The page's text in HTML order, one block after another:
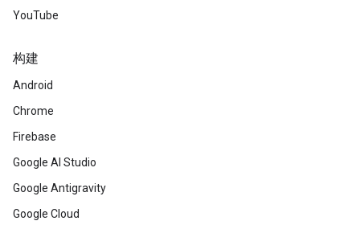
YouTube
构建
Android
Chrome
Firebase
Google AI Studio
Google Antigravity
Google Cloud